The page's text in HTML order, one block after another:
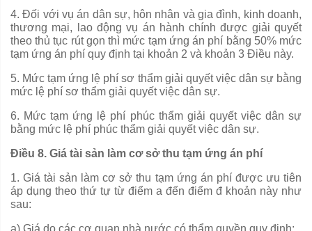
4. Đối với vụ án dân sự, hôn nhân và gia đình, kinh doanh,
thương mại, lao động vụ án hành chính được giải quyết
theo thủ tục rút gọn thì mức tạm ứng án phí bằng 50% mức
tạm ứng án phí quy định tại khoản 2 và khoản 3 Điều này.
5. Mức tạm ứng lệ phí sơ thẩm giải quyếtviệc dân sự bằng
mức lệ phí sơ thẩm giải quyết việc dân sự.
6. Mức tạm ứng lệ phí phúc thẩm giải quyết việc dân sự
bằng mức lệ phí phúc thẩm giải quyết việc dân sự.
Điều 8. Giá tài sản làm cơ sở thu tạm ứng án phí
1. Giá tài sản làm cơ sở thu tạm ứng án phí được ưu tiên
áp dụng theo thứ tự từ điểm a đến điểm đ khoản này như
sau: